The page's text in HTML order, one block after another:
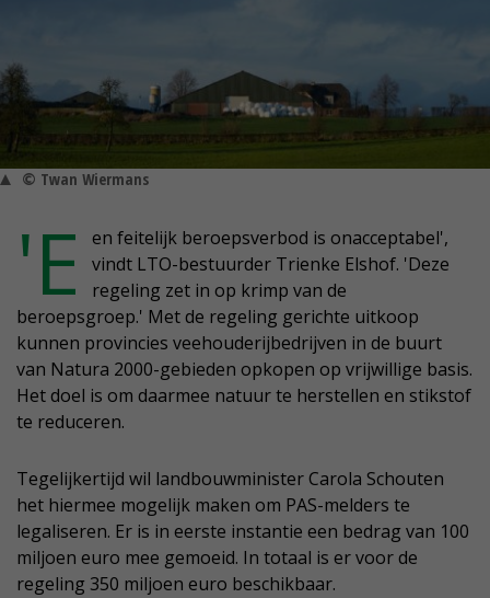
© Twan Wiermans
'E
en feitelijk beroepsverbod is onacceptabel',
vindt LTO-bestuurder Trienke Elshof. 'Deze
regeling zet in op krimp van de
beroepsgroep.' Met de regeling gerichte uitkoop
kunnen provincies veehouderijbedrijven in de buurt
van Natura 2000-gebieden opkopen op vrijwillige basis.
Het doel is om daarmee natuur te herstellen en stikstof
te reduceren.
Tegelijkertijd wil landbouwminister Carola Schouten
het hiermee mogelijk maken om PAS-melders te
legaliseren. Er is in eerste instantie een bedrag van 100
miljoen euro mee gemoeid. In totaal is er voor de
regeling 350 miljoen euro beschikbaar.